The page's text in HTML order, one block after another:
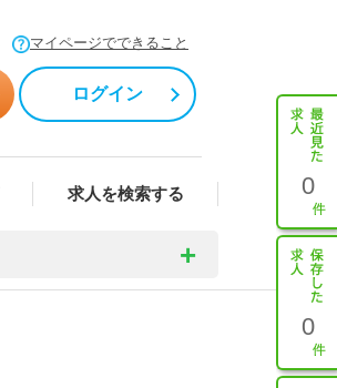
マイページでできること
ログイン
求人を検索する 0
0